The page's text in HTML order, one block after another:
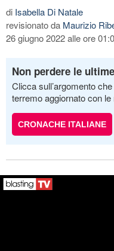
di Isabella Di Natale
revisionato da Maurizio
26 giugno 2022 alle ore
Non perdere le
Clicca sull’argomento
terremo aggiornato con
CRONACHE ITALIANE